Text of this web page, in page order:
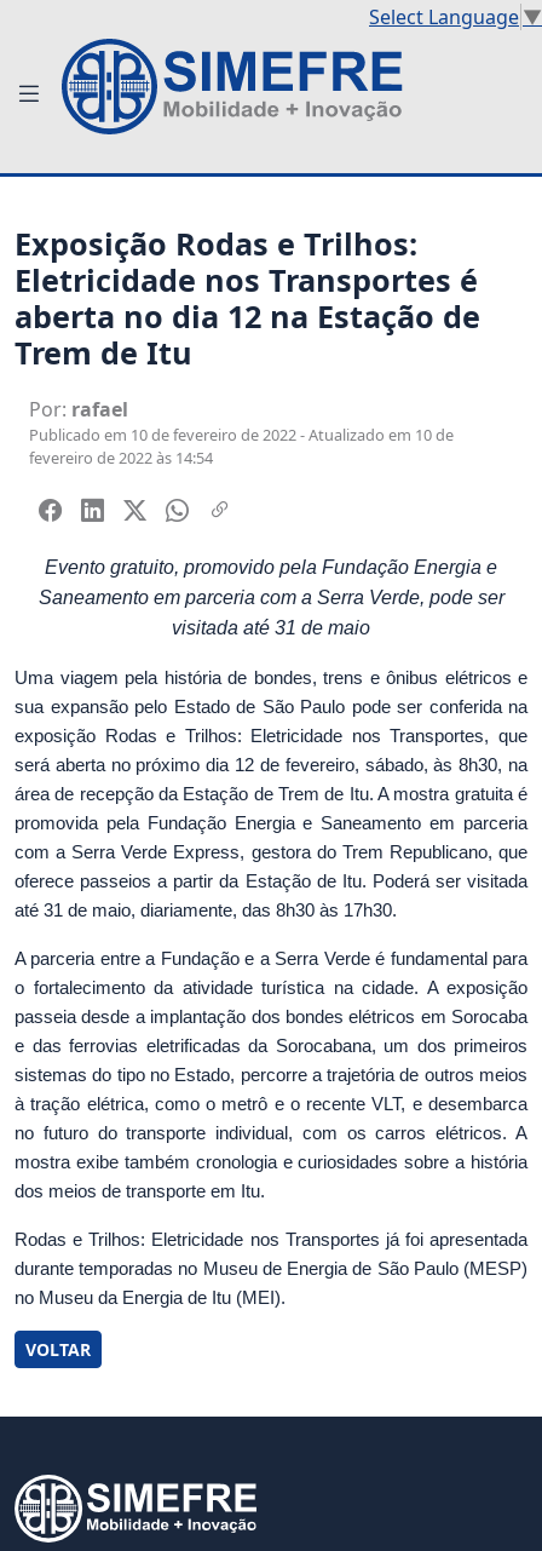
Select Language▼
Exposição Rodas e Trilhos:
Eletricidade nos Transportes é
aberta no dia 12 na Estação de
Trem de Itu
Por: rafael
Publicado em 10 de fevereiro de 2022 - Atualizado em 10 de
fevereiro de 2022 às 14:54
Evento gratuito, promovido pela Fundação Energia e
Saneamento em parceria com a Serra Verde, pode ser
visitada até 31 de maio
Uma viagem pela história de bondes, trens e ônibus elétricos e
sua expansão pelo Estado de São Paulo pode ser conferida na
exposição Rodas e Trilhos: Eletricidade nos Transportes, que
será aberta no próximo dia 12 de fevereiro, sábado, às 8h30, na
área de recepção da Estação de Trem de Itu. A mostra gratuita é
promovida pela Fundação Energia e Saneamento em parceria
com a Serra Verde Express, gestora do Trem Republicano, que
oferece passeios a partir da Estação de Itu. Poderá ser visitada
até 31 de maio, diariamente, das 8h30 às 17h30.
A parceria entre a Fundação e a Serra Verde é fundamental para
o fortalecimento da atividade turística na cidade. A exposição
passeia desde a implantação dos bondes elétricos em Sorocaba
e das ferrovias eletrificadas da Sorocabana, um dos primeiros
sistemas do tipo no Estado, percorre a trajetória de outros meios
à tração elétrica, como o metrô e o recente VLT, e desembarca
no futuro do transporte individual, com os carros elétricos. A
mostra exibe também cronologia e curiosidades sobre a história
dos meios de transporte em Itu.
Rodas e Trilhos: Eletricidade nos Transportes já foi apresentada
durante temporadas no Museu de Energia de São Paulo (MESP)
no Museu da Energia de Itu (MEI).
VOLTAR